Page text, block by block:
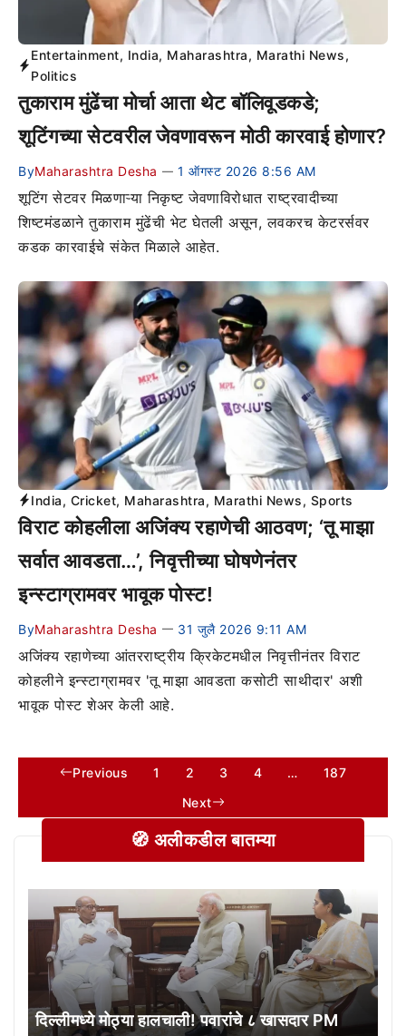
Entertainment, India, Maharashtra, Marathi News,
Politics
तुकाराम मुंढेंचा मोर्चा आता थेट बॉलिवूडकडे;
शूटिंगच्या सेटवरील जेवणावरून मोठी कारवाई होणार?
ByMaharashtra Desha — 1 ऑगस्ट 2026 8:56 AM
शूटिंग सेटवर मिळणाऱ्या निकृष्ट जेवणाविरोधात राष्ट्रवादीच्या
शिष्टमंडळाने तुकाराम मुंढेंची भेट घेतली असून, लवकरच केटरर्सवर
कडक कारवाईचे संकेत मिळाले आहेत.
India, Cricket, Maharashtra, Marathi News, Sports
विराट कोहलीला अजिंक्य रहाणेची आठवण; ‘तू माझा
सर्वात आवडता…’, निवृत्तीच्या घोषणेनंतर
इन्स्टाग्रामवर भावूक पोस्ट!
ByMaharashtra Desha — 31 जुलै 2026 9:11 AM
अजिंक्य रहाणेच्या आंतरराष्ट्रीय क्रिकेटमधील निवृत्तीनंतर विराट
कोहलीने इन्स्टाग्रामवर 'तू माझा आवडता कसोटी साथीदार' अशी
भावूक पोस्ट शेअर केली आहे.
Previous 1 2 3 4 …
187
Next
🧭 अलीकडील बातम्या
दिल्लीमध्ये मोठ्या हालचाली! पवारांचे ८ खासदार PM